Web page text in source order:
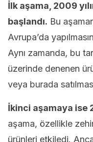
İlk aşama, 2009
başlandı. Bu
Avrupa’da
Aynı zamanda, bu
üzerinde denenen
veya burada
İkinci aşamaya ise
aşama, özellikle
ürünleri etkiledi.